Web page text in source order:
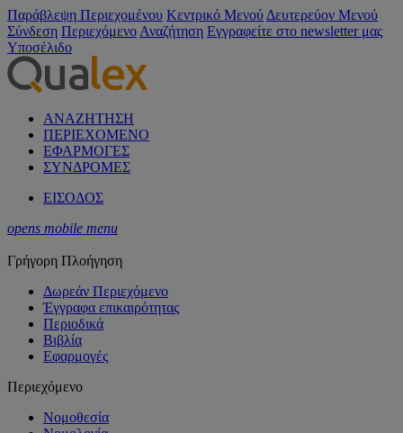
Παράβλεψη Περιεχομένου Κεντρικό Μενού Δευτερεύον Μενού
Σύνδεση Περιεχόμενο Αναζήτηση Εγγραφείτε στο newsletter μας
Υποσέλιδο
ΑΝΑΖΗΤΗΣΗ
ΠΕΡΙΕΧΟΜΕΝΟ
ΕΦΑΡΜΟΓΕΣ
ΣΥΝΔΡΟΜΕΣ
ΕΙΣΟΔΟΣ
opens mobile menu
Γρήγορη Πλοήγηση
Δωρεάν Περιεχόμενο
Έγγραφα επικαιρότητας
Περιοδικά
Βιβλία
Εφαρμογές
Περιεχόμενο
Νομοθεσία